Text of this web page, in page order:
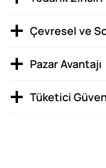
Çevresel ve
Pazar Avantajı
Tüketici